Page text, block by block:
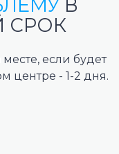
В
СРОК
если будет
центре - 1-2 дня.